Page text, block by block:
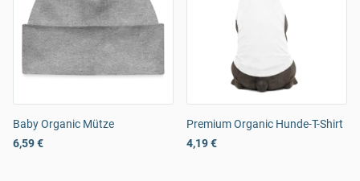
Baby Organic Mütze
6,59 €
Premium Organic Hunde-T-Shirt
4,19 €